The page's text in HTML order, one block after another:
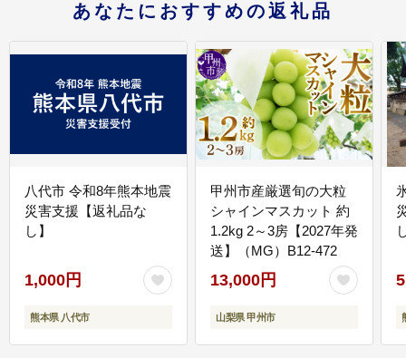
あなたにおすすめの返礼品
八代市 令和8年熊本地震
災害支援【返礼品な
し】
1,000円
熊本県 八代市
甲州市産厳選旬の大粒
シャインマスカット 約
1.2kg 2～3房【2027年発
送】（MG）B12-472
13,000円
山梨県 甲州市